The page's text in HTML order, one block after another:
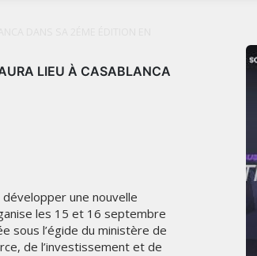
LIEU À CASABLANCA
une nouvelle
les 15 et 16 septembre
sous l’égide du ministère de
de l’investissement et de
WEEK 2026
THÈME "DABA OR NEVER"
27 JANVIER 2026